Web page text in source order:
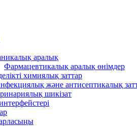
аралық
Фармацевтикалық аралық өнімдер
химиялық заттар
және антисептикалық
шикізат